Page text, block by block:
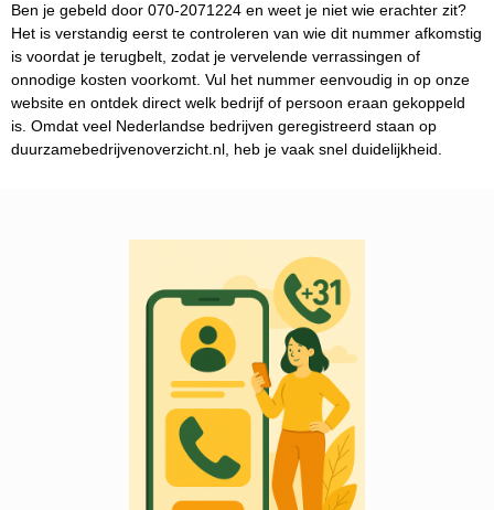
Ben je gebeld door 070-2071224 en weet je niet wie erachter zit?
Het is verstandig eerst te controleren van wie dit nummer afkomstig
is voordat je terugbelt, zodat je vervelende verrassingen of
onnodige kosten voorkomt. Vul het nummer eenvoudig in op onze
website en ontdek direct welk bedrijf of persoon eraan gekoppeld
is. Omdat veel Nederlandse bedrijven geregistreerd staan op
duurzamebedrijvenoverzicht.nl, heb je vaak snel duidelijkheid.